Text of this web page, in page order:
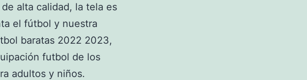
alta calidad, la tela es
el fútbol y nuestra
baratas 2022 2023,
futbol de los
adultos y niños.